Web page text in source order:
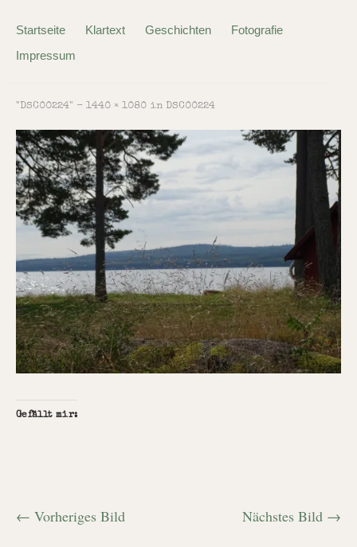
Startseite Klartext Geschichten
Fotografie
Impressum
"DSC00224" - 1440 × 1080 in DSC00224
Gefällt mir:
← Vorheriges Bild Nächstes Bild →